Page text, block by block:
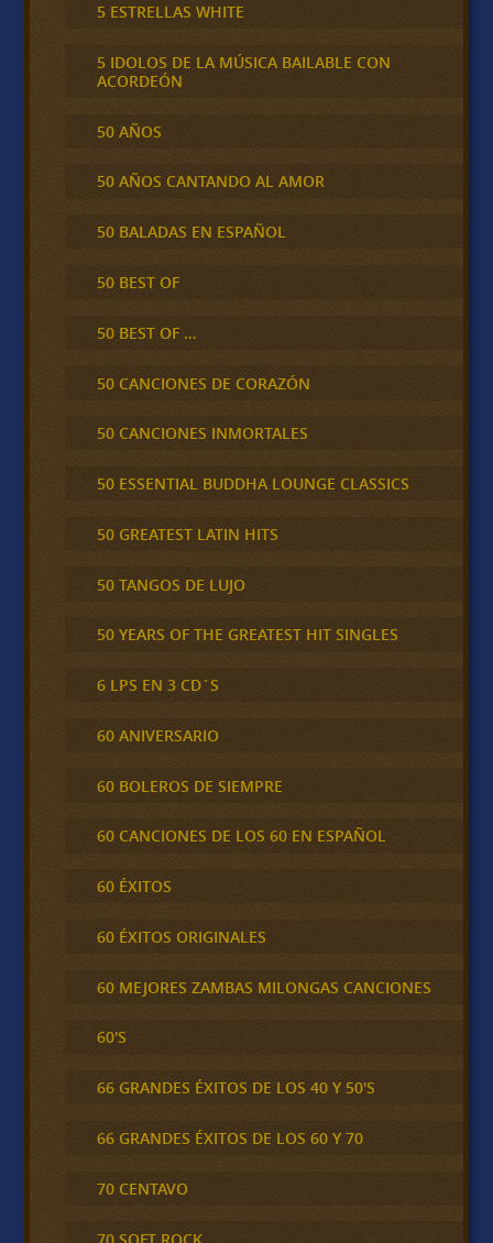
5 ESTRELLAS WHITE
5 IDOLOS DE LA MÚSICA BAILABLE CON
ACORDEÓN
50 AÑOS
50 AÑOS CANTANDO AL AMOR
50 BALADAS EN ESPAÑOL
50 BEST OF
50 BEST OF …
50 CANCIONES DE CORAZÓN
50 CANCIONES INMORTALES
50 ESSENTIAL BUDDHA LOUNGE CLASSICS
50 GREATEST LATIN HITS
50 TANGOS DE LUJO
50 YEARS OF THE GREATEST HIT SINGLES
6 LPS EN 3 CD´S
60 ANIVERSARIO
60 BOLEROS DE SIEMPRE
60 CANCIONES DE LOS 60 EN ESPAÑOL
60 ÉXITOS
60 ÉXITOS ORIGINALES
60 MEJORES ZAMBAS MILONGAS CANCIONES
60'S
66 GRANDES ÉXITOS DE LOS 40 Y 50'S
66 GRANDES ÉXITOS DE LOS 60 Y 70
70 CENTAVO
70 SOFT ROCK